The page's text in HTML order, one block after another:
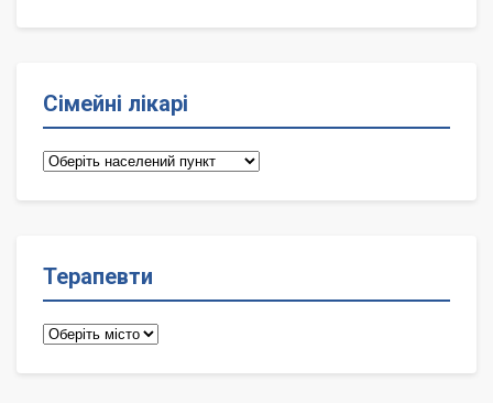
Сімейні лікарі
Сімейні
Терапевти
Терапевти